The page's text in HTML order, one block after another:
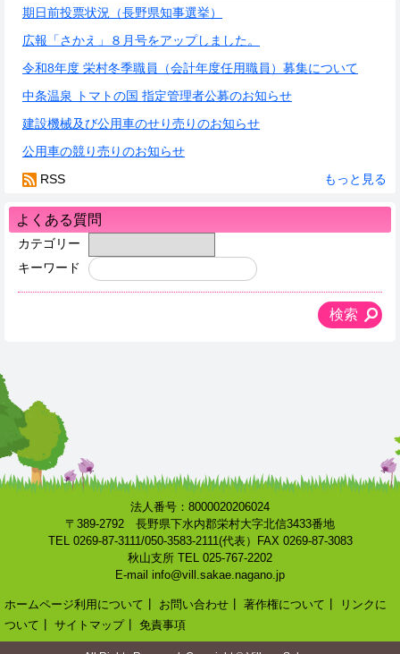
期日前投票状況（長野県知事選挙）
広報「さかえ」８月号をアップしました。
令和8年度 栄村冬季職員（会計年度任用職員）募集について
中条温泉 トマトの国 指定管理者公募のお知らせ
建設機械及び公用車のせり売りのお知らせ
公用車の競り売りのお知らせ
もっと見る
RSS
よくある質問
カテゴリー
キーワード
法人番号：8000020206024
〒389-2792 長野県下水内郡栄村大字北信3433番地
TEL 0269-87-3111/050-3583-2111(代表）FAX 0269-87-3083
秋山支所 TEL 025-767-2202
E-mail info@vill.sakae.nagano.jp
ホームページ利用について お問い合わせ 著作権について
リンクに
ついて
サイトマップ 免責事項